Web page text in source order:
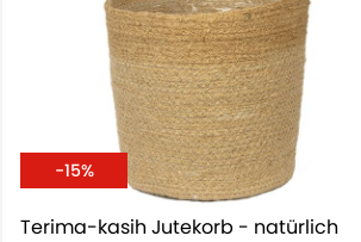
-15%
Terima-kasih Jutekorb - natürlich